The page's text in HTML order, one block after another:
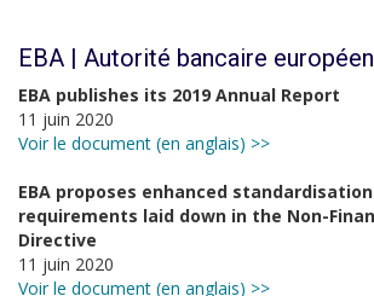
EBA | Autorité bancaire
EBA publishes its 2019 Annual Report
11 juin 2020
Voir le document (en anglais) >>
EBA proposes enhanced
requirements laid down in the Non-
Directive
11 juin 2020
Voir le document (en anglais) >>